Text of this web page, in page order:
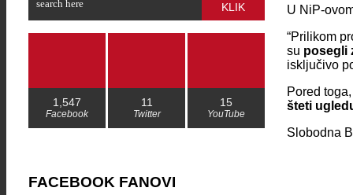
KLIK
1,547
Facebook
11
Twitter
15
YouTube
FACEBOOK FANOVI
U NiP-
“Prilikom
su posegli
isključivo
Pored
šteti
Slobodna